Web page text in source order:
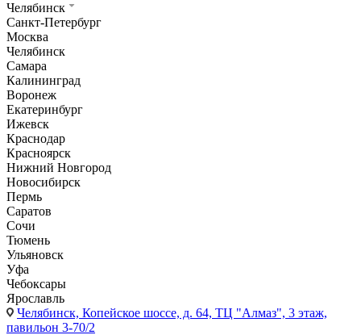
Челябинск
Санкт-Петербург
Москва
Челябинск
Самара
Калининград
Воронеж
Екатеринбург
Ижевск
Краснодар
Красноярск
Нижний Новгород
Новосибирск
Пермь
Саратов
Сочи
Тюмень
Ульяновск
Уфа
Чебоксары
Ярославль
Челябинск, Копейское шоссе, д. 64, ТЦ "Алмаз", 3 этаж,
павильон 3-70/2